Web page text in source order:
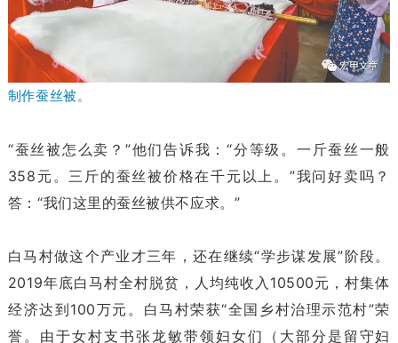
制作蚕丝被。
“蚕丝被怎么卖？”他们告诉我：“分等级。一斤蚕丝一般
358元。三斤的蚕丝被价格在千元以上。”我问好卖吗？
答：“我们这里的蚕丝被供不应求。”
白马村做这个产业才三年，还在继续“学步谋发展”阶段。
2019年底白马村全村脱贫，人均纯收入10500元，村集体
经济达到100万元。白马村荣获“全国乡村治理示范村”荣
誉。由于女村支书张龙敏带领妇女们（大部分是留守妇